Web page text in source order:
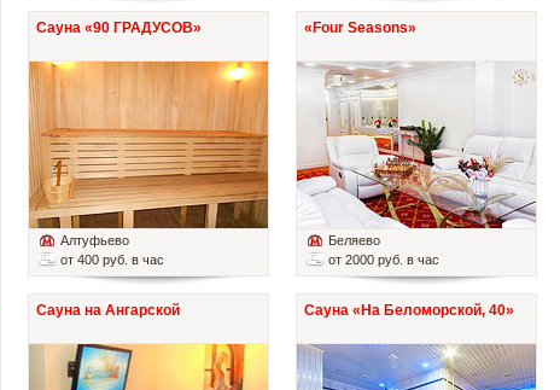
Сауна «90 ГРАДУСОВ»
Алтуфьево
от 400 руб. в час
«Four Seasons»
Беляево
от 2000 руб. в час
Сауна на Ангарской Сауна «На Беломорской, 40»